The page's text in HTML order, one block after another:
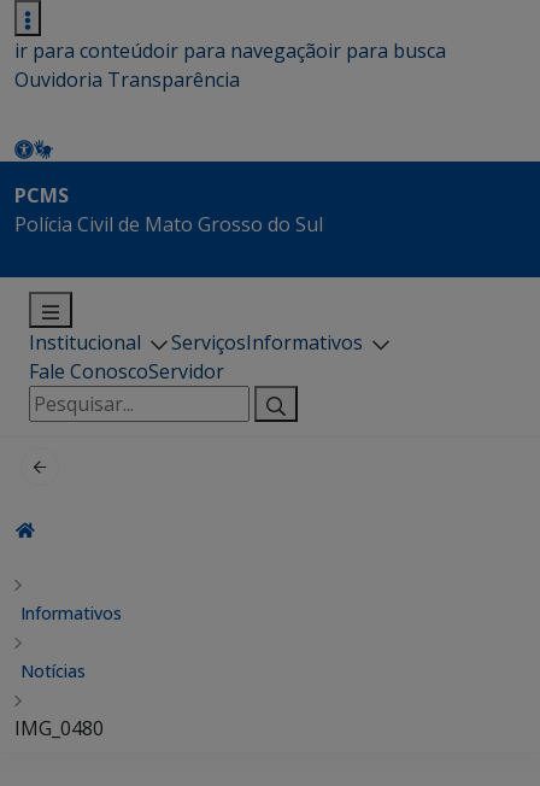
ir para conteúdoir para navegaçãoir para busca
Ouvidoria Transparência
PCMS
Polícia Civil de Mato Grosso do Sul
Institucional ServiçosInformativos
Fale ConoscoServidor
Pesquisar
por:
Informativos
Notícias
IMG_0480